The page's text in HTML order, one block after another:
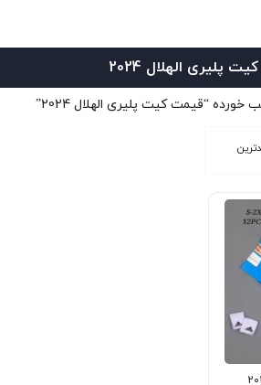
پلیری الهلال 2024
“قیمت کیت پلیری الهلال 2024”